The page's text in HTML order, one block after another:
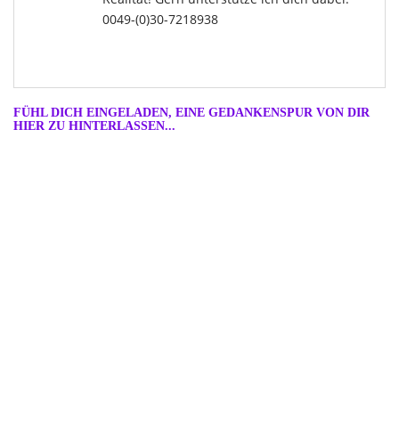
0049-(0)30-7218938
FÜHL DICH EINGELADEN, EINE GEDANKENSPUR VON DIR
HIER ZU HINTERLASSEN...